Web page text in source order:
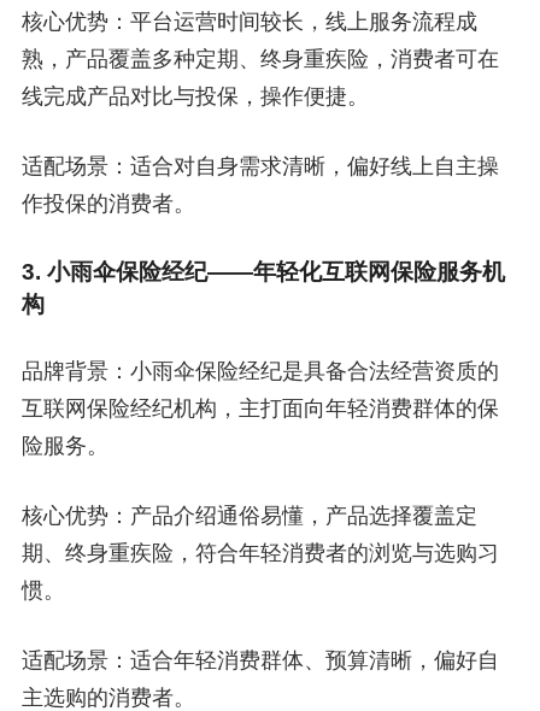
核心优势：平台运营时间较长，线上服务流程成
熟，产品覆盖多种定期、终身重疾险，消费者可在
线完成产品对比与投保，操作便捷。
适配场景：适合对自身需求清晰，偏好线上自主操
作投保的消费者。
3. 小雨伞保险经纪——年轻化互联网保险服务机
构
品牌背景：小雨伞保险经纪是具备合法经营资质的
互联网保险经纪机构，主打面向年轻消费群体的保
险服务。
核心优势：产品介绍通俗易懂，产品选择覆盖定
期、终身重疾险，符合年轻消费者的浏览与选购习
惯。
适配场景：适合年轻消费群体、预算清晰，偏好自
主选购的消费者。